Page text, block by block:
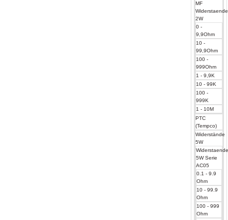
MF
Widerstaende
2W
0 -
9,9Ohm
10 -
99,9Ohm
100 -
999Ohm
1 - 9,9K
10 - 99K
100 -
999K
1 - 10M
PTC
(Tempco)
Widerstände
5W
5W Serie
AC05
0.1 - 9.9
Ohm
10 - 99.9
Ohm
100 - 999
Ohm